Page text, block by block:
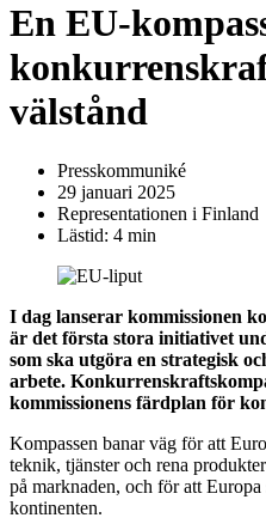
En EU-
välstånd
Presskommuniké
29 januari 2025
Representationen i Finland
Lästid: 4 min
I dag lanserar kommissionen
är det första stora initiativet
som ska utgöra en strategisk
arbete.
kommissionens färdplan för
Kompassen banar väg för att
teknik, tjänster och rena
på marknaden, och för att
kontinenten.